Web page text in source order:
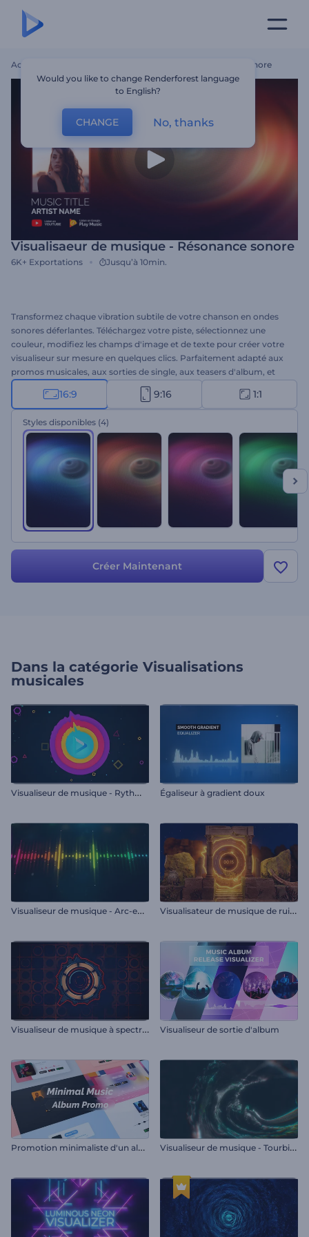
Accueil Visualisaeur De Musique - Résonance Sonore
Visualisaeur de musique - Résonance sonore
6K+ Exportations Jusqu’à 10min.
Transformez chaque vibration subtile de votre chanson en ondes
sonores déferlantes. Téléchargez votre piste, sélectionnez une
couleur, modifiez les champs d'image et de texte pour créer votre
visualiseur sur mesure en quelques clics. Parfaitement adapté aux
promos musicales, aux sorties de single, aux teasers d'album, et
plus encore. Créez votre projet dès aujourd'hui !
16:9 9:16 1:1
Styles disponibles (4)
Créer Maintenant
Dans la catégorie Visualisations
musicales
V
isualiseur de musique - Rythmes sensibles Égaliseur à gradient doux
V
isualiseur de musique - Arc-en-ciel V
isualisateur de musique de ruines anciennes
V
isualiseur de musique à spectre audio plat Visualiseur de sortie d'album
P
romotion minimaliste d'un album musical V
isualiseur de musique - Tourbillon abstrait
Would you like to change Renderforest language
to English?
CHANGE No, thanks